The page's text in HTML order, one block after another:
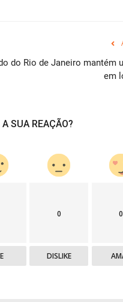
do Rio de Janeiro mantém
em
SUA REAÇÃO?
0
DISLIKE
0